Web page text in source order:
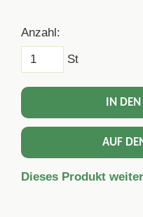
Anzahl:
St
IN
AUF
Dieses Produkt